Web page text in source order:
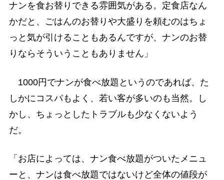
ナンを食お替りできる雰囲気がある。定食店なん
かだと、ごはんのお替りや大盛りを頼むのはちょ
っと気が引けることもあるんですが、ナンのお替
りならそういうこともありません」
1000円でナンが食べ放題というのであれば、た
しかにコスパもよく、若い客が多いのも当然。し
かし、ちょっとしたトラブルも少なくないよう
だ。
「お店によっては、ナン食べ放題がついたメニュ
ーと、ナンは食べ放題ではないけど全体の値段が